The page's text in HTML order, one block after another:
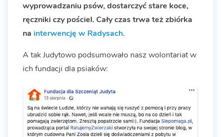
wyprowadzaniu psów, dostarczyć stare koce,
ręczniki czy pościel. Cały czas trwa też zbiórka
na interwencję w Radysach.
A tak Judytowo podsumowało nasz wolontariat w
ich fundacji dla psiaków: